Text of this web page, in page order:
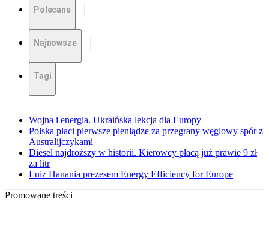
Polecane
Najnowsze
Tagi
Wojna i energia. Ukraińska lekcja dla Europy
Polska płaci pierwsze pieniądze za przegrany węglowy spór z
Australijczykami
Diesel najdroższy w historii. Kierowcy płacą już prawie 9 zł
za litr
Luiz Hanania prezesem Energy Efficiency for Europe
Promowane treści